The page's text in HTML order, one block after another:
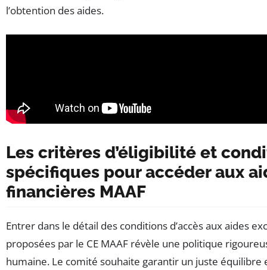
l’obtention des aides.
Les critères d’éligibilité et
spécifiques pour accéder aux
financières MAAF
Entrer dans le détail des conditions d’accès aux aides
proposées par le CE MAAF révèle une politique
humaine. Le comité souhaite garantir un juste équilibre